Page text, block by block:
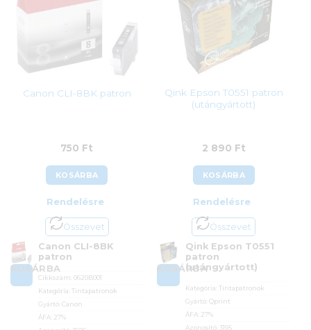
Canon CLI-8BK patron
750 Ft
KOSÁRBA
Rendelésre
Összevet
KOSÁRBA
Canon CLI-8BK
patron
Cikkszám:0620B001
Kategória:Tintapatronok
Gyártó:Canon
ÁFA: 27%
Qink Epson T0551 patron
(utángyártott)
2 890 Ft
KOSÁRBA
Rendelésre
Összevet
KOSÁRBA
Qink Epson T0551
patron
(utángyártott)
Kategória: Tintapatronok
Gyártó: Qprint
ÁFA: 27%
Azonosító: 3195